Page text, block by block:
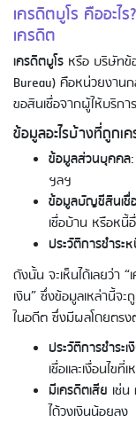
เครดิตบูโร คืออะ
เครดิต
เครดิตบูโร หรือ บริษัทข้
Bureau) คือหน่วยงาน
ขอสินเชื่อจากผู้ให้บริกา
ข้อมูลอะไรบ้างที่ถูกเ
ข้อมูลส่วนบุคคล
ฯลฯ
ข้อมูลบัญชีสินเชื่
เชื่อบ้าน หรือหนี้
ประวัติการชำระ
ดังนั้น จะเห็นได้เลยว่า
เงิน” ซึ่งข้อมูลเหล่านี้จ
ในอดีต ซึ่งมีผลโดยตร
ประวัติการชำระเ
เชื่อและเงื่อนไขที่
มีเครดิตเสีย เช่
ได้วงเงินน้อยลง